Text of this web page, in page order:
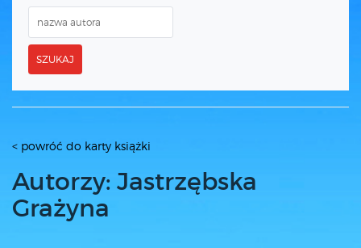
SZUKAJ
< powróć do karty książki
Autorzy: Jastrzębska
Grażyna